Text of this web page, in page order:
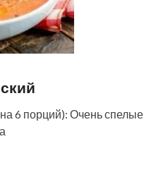
6 порций): Очень спелые